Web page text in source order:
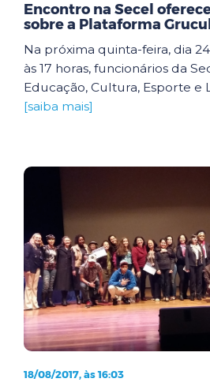
Encontro na Secel
sobre a Plataforma
Na próxima quinta-feira, dia
às 17 horas, funcionários da
Educação, Cultura, Esporte e
[saiba mais]
18/08/2017, às 16:03